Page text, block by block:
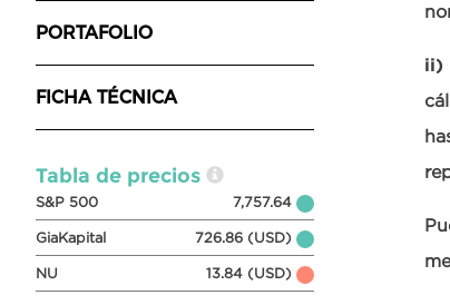
PORTAFOLIO
FICHA TÉCNICA
Tabla de precios
S&P 500 7,757.64
GiaKapital 726.86 (USD)
NU 13.84 (USD)
ii)